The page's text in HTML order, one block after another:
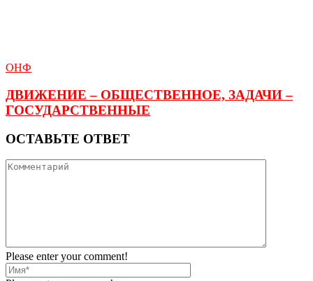
ОНФ
ДВИЖЕНИЕ – ОБЩЕСТВЕННОЕ, ЗАДАЧИ –
ГОСУДАРСТВЕННЫЕ
ОСТАВЬТЕ ОТВЕТ
Please enter your comment!